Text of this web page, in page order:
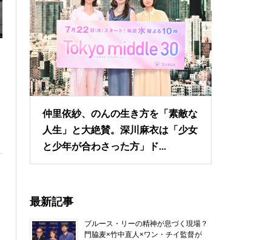
仲里依紗、のんの生き方を「素敵な
人生」と大絶賛。深川麻衣は「少女
と少年が合わさった方」ド...
最新記事
ブルース・リーの精神が息づく現場？
門脇麦×竹中直人×ワン・チイ監督が